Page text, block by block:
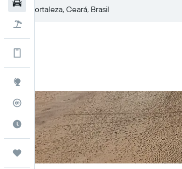
Rastreador de voos
Quando ir
Trips